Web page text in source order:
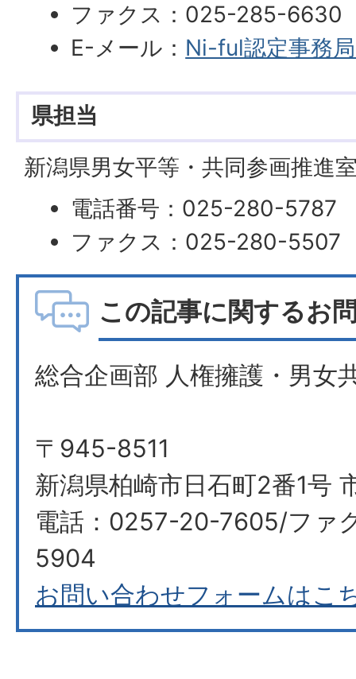
ファクス：025-285-6630
E-メール： Ni-ful認定事務
県担当
新潟県男女平等・共同参画推進
電話番号：025-280-5787
ファクス：025-280-5507
この記事に関するお
総合企画部 人権擁護・男女
〒945-8511
新潟県柏崎市日石町2番1号
電話：0257-20-7605/ファ
5904
お問い合わせフォームはこ